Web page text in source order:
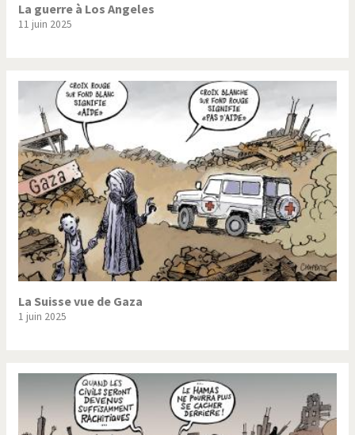
La guerre à Los Angeles
11 juin 2025
La Suisse vue de Gaza
1 juin 2025